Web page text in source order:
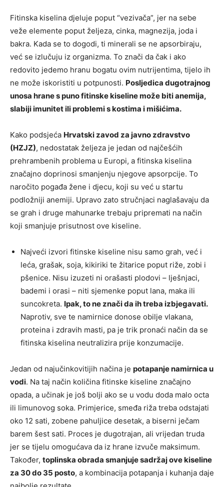
Fitinska kiselina djeluje poput “vezivača”, jer na sebe
veže elemente poput željeza, cinka, magnezija, joda i
bakra. Kada se to dogodi, ti minerali se ne apsorbiraju,
već se izlučuju iz organizma. To znači da čak i ako
redovito jedemo hranu bogatu ovim nutrijentima, tijelo ih
ne može iskoristiti u potpunosti. Posljedica dugotrajnog
unosa hrane s puno fitinske kiseline može biti anemija,
slabiji imunitet ili problemi s kostima i mišićima.
Kako podsjeća Hrvatski zavod za javno zdravstvo
(HZJZ), nedostatak željeza je jedan od najčešćih
prehrambenih problema u Europi, a fitinska kiselina
značajno doprinosi smanjenju njegove apsorpcije. To
naročito pogađa žene i djecu, koji su već u startu
podložniji anemiji. Upravo zato stručnjaci naglašavaju da
se grah i druge mahunarke trebaju pripremati na način
koji smanjuje prisutnost ove kiseline.
Najveći izvori fitinske kiseline nisu samo grah, već i
leća, grašak, soja, kikiriki te žitarice poput riže, zobi i
pšenice. Nisu izuzeti ni orašasti plodovi – lješnjaci,
bademi i orasi – niti sjemenke poput lana, maka ili
suncokreta. Ipak, to ne znači da ih treba izbjegavati.
Naprotiv, sve te namirnice donose obilje vlakana,
proteina i zdravih masti, pa je trik pronaći način da se
fitinska kiselina neutralizira prije konzumacije.
Jedan od najučinkovitijih načina je potapanje namirnica u
vodi. Na taj način količina fitinske kiseline značajno
opada, a učinak je još bolji ako se u vodu doda malo octa
ili limunovog soka. Primjerice, smeđa riža treba odstajati
oko 12 sati, zobene pahuljice desetak, a biserni ječam
barem šest sati. Proces je dugotrajan, ali vrijedan truda
jer se tijelu omogućava da iz hrane izvuče maksimum.
Također, toplinska obrada smanjuje sadržaj ove kiseline
za 30 do 35 posto, a kombinacija potapanja i kuhanja daje